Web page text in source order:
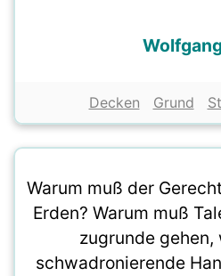
Decken Grund
Warum muß der
Erden? Warum muß
zugrunde
schwadronierende